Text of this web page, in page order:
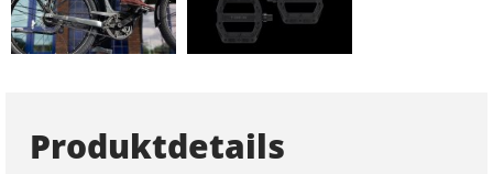
Produktdetails